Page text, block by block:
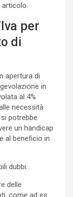
per
di
apertura di
in
al 4%
necessità
potrebbe
un handicap
al beneficio in
dubbi:
delle
come ad es.